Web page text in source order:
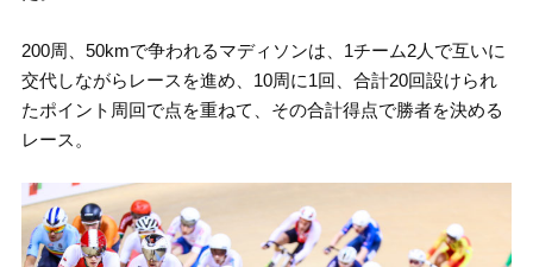
200周、50kmで争われるマディソンは、1チーム2人で互いに
交代しながらレースを進め、10周に1回、合計20回設けられ
たポイント周回で点を重ねて、その合計得点で勝者を決める
レース。